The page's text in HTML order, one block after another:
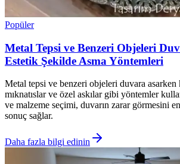
Popüler
Metal Tepsi ve Benzeri Objeleri
Estetik Şekilde Asma Yöntemleri
Metal tepsi ve benzeri objeleri duvara asarken
mıknatıslar ve özel askılar gibi yöntemler
ve malzeme seçimi, duvarın zarar görmesini
sonuç sağlar.
Daha fazla bilgi edinin